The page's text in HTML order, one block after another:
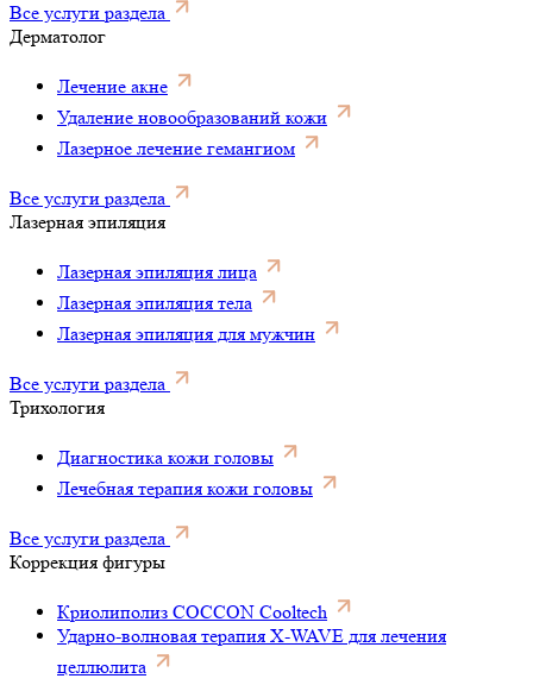
Все услуги раздела
Дерматолог
Лечение акне
Удаление новообразований кожи
Лазерное лечение гемангиом
Все услуги раздела
Лазерная эпиляция
Лазерная эпиляция лица
Лазерная эпиляция тела
Лазерная эпиляция для мужчин
Все услуги раздела
Трихология
Диагностика кожи головы
Лечебная терапия кожи головы
Все услуги раздела
Коррекция фигуры
Криолиполиз COCCON Cooltech
Ударно-волновая терапия X-WAVE для лечения
целлюлита